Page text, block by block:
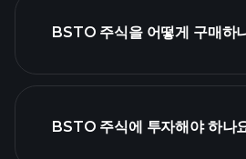
BSTO 주식을 어떻게 구매하
BSTO 주식에 투자해야 하나